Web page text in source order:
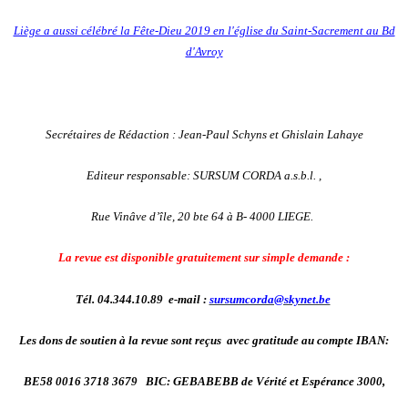
Liège a aussi célébré la Fête-Dieu 2019 en l'église du Saint-Sacrement au Bd
d'Avroy
Secrétaires de Rédaction : Jean-Paul Schyns et Ghislain Lahaye
Editeur responsable: SURSUM CORDA a.s.b.l. ,
Rue Vinâve d’île, 20 bte 64 à B- 4000 LIEGE.
La revue est disponible gratuitement sur simple demande :
Tél. 04.344.10.89 e-mail : sursumcorda@skynet.be
Les dons de soutien à la revue sont reçus avec gratitude au compte IBAN:
BE58 0016 3718 3679 BIC: GEBABEBB de Vérité et Espérance 3000,